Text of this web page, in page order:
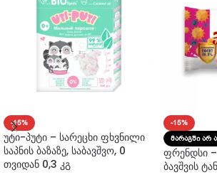
-15%
უტი-პუტი – სარეცხი ფხვნილი
საპნის ბაზაზე, საბავშვო, 0
თვიდან 0,3 კგ
-15%
ᲛᲐᲠᲐᲒᲨᲘ ᲐᲠ
ფრენდსი –
ბავშვის